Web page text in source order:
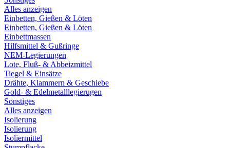
Alles anzeigen
Einbetten, Gießen & Löten
Einbetten, Gießen & Löten
Einbettmassen
Hilfsmittel & Gußringe
NEM-Legierungen
Lote, Fluß- & Abbeizmittel
Tiegel & Einsätze
Drähte, Klammern & Geschiebe
Gold- & Edelmetalllegierugen
Sonstiges
Alles anzeigen
Isolierung
Isolierung
Isoliermittel